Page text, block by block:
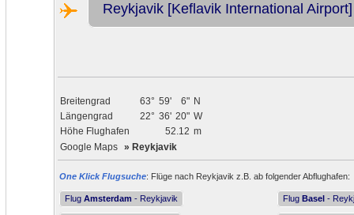
Reykjavik [Keflavik International Airport]
Breitengrad 63° 59' 6" N
Längengrad
22° 36' 20" W
Höhe Flughafen
52.12 m
Google Maps » Reykjavik
One Klick Flugsuche: Flüge nach Reykjavik z.B. ab folgender Abflughafen:
Flug Amsterdam - Reykjavik Flug Basel -